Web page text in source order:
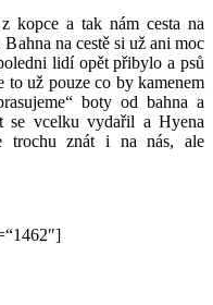
kopce a tak nám cesta na
na cestě si už ani moc
lidí opět přibylo a psů
už pouze co by kamenem
boty od bahna a
se vcelku vydařil a Hyena
trochu znát i na nás, ale